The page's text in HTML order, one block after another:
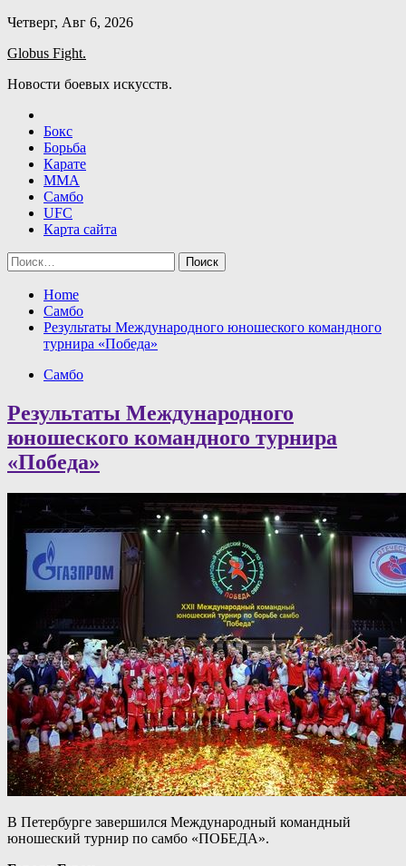
Skip
content
Четверг, Авг 6, 2026
Globus Fight.
Новости боевых искусств.
Бокс
Борьба
Карате
ММА
Самбо
UFC
Карта сайта
Найти:
Home
Самбо
Результаты Международного юношеского командного
турнира «Победа»
Самбо
Результаты Международного
юношеского командного турнира
«Победа»
В Петербурге завершился Международный командный
юношеский турнир по самбо «ПОБЕДА».